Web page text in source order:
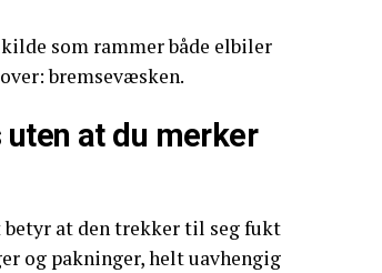
som rammer både elbiler
bremsevæsken.
at du merker
at den trekker til seg fukt
og pakninger, helt uavhengig